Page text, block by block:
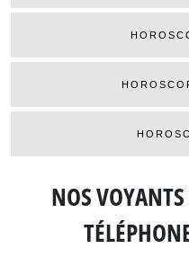
NOS